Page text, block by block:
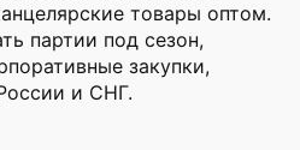
товары оптом.
партии под сезон,
закупки,
и СНГ.